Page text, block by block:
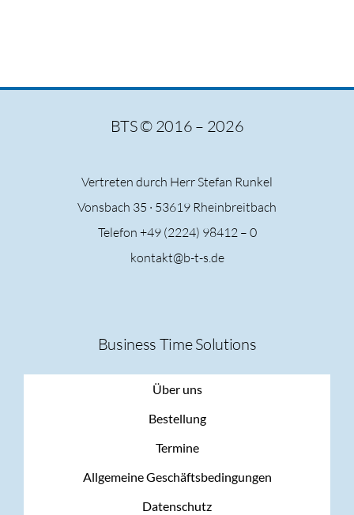
BTS © 2016 – 2026
Vertreten durch Herr Stefan Runkel
Vonsbach 35 · 53619 Rheinbreitbach
Telefon +49 (2224) 98412 – 0
kontakt@b-t-s.de
Business Time Solutions
Über uns
Bestellung
Termine
Allgemeine Geschäftsbedingungen
Datenschutz